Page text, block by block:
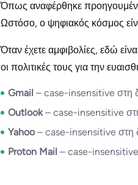
Όπως αναφέρθηκε
Ωστόσο, ο ψηφιακός κόσμος
Όταν έχετε αμφιβολίες, εδώ
οι πολιτικές τους για την
Gmail – case-insensitive στη
Outlook – case-insensitive
Yahoo– case-insensitive στη
Proton Mail – case-insensitive